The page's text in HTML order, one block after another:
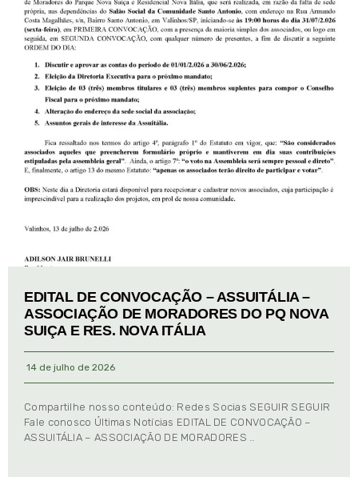
EDITAL DE CONVOCAÇÃO – ASSUITÁLIA –
ASSOCIAÇÃO DE MORADORES DO PQ NOVA
SUIÇA E RES. NOVA ITÁLIA
14 de julho de 2026
Compartilhe nosso conteúdo: Redes Socias SEGUIR SEGUIR
Fale conosco Últimas Notícias EDITAL DE CONVOCAÇÃO –
ASSUITÁLIA – ASSOCIAÇÃO DE MORADORES …